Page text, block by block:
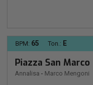
BPM: 65 Ton.: E
Piazza San Marco
Annalisa - Marco Mengoni